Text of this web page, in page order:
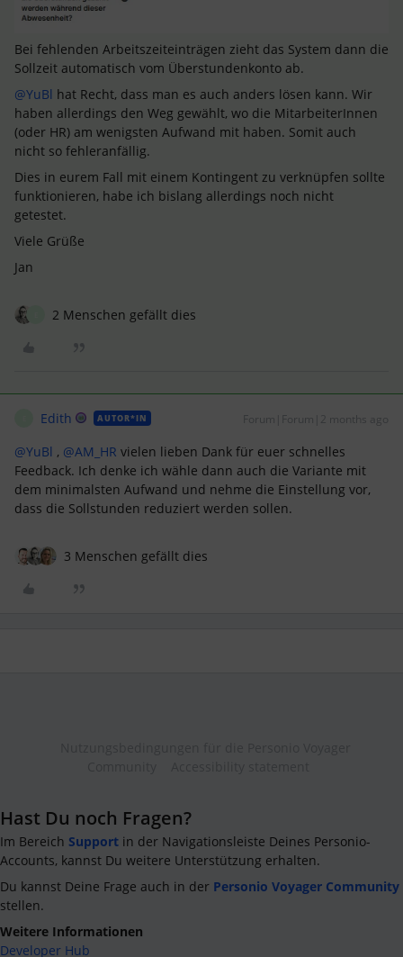
Bei fehlenden Arbeitszeiteinträgen zieht das System dann die
Sollzeit automatisch vom Überstundenkonto ab.
@YuBl hat Recht, dass man es auch anders lösen kann. Wir
haben allerdings den Weg gewählt, wo die MitarbeiterInnen
(oder HR) am wenigsten Aufwand mit haben. Somit auch
nicht so fehleranfällig.
Dies in eurem Fall mit einem Kontingent zu verknüpfen sollte
funktionieren, habe ich bislang allerdings noch nicht
getestet.
Viele Grüße
Jan
2 Menschen gefällt dies
Edith AUTOR*IN Forum|Forum|2 months ago
@YuBl , ​ @AM_HR vielen lieben Dank für euer schnelles
Feedback. Ich denke ich wähle dann auch die Variante mit
dem minimalsten Aufwand und nehme die Einstellung vor,
dass die Sollstunden reduziert werden sollen.
3 Menschen gefällt dies
Hast Du noch Fragen?
Im Bereich Support in der Navigationsleiste Deines Personio-
Accounts, kannst Du weitere Unterstützung erhalten.
Du kannst Deine Frage auch in der Personio Voyager Community
stellen.
Weitere Informationen
Developer Hub